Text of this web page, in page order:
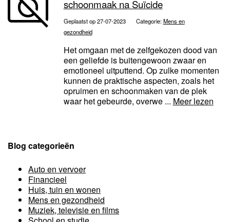
schoonmaak na Suïcide
Geplaatst op 27-07-2023 Categorie:Mens en
gezondheid
Het omgaan met de zelfgekozen dood van
een geliefde is buitengewoon zwaar en
emotioneel uitputtend. Op zulke momenten
kunnen de praktische aspecten, zoals het
opruimen en schoonmaken van de plek
waar het gebeurde, overwe ... Meer lezen
Blog categorieën
Auto en vervoer
Financieel
Huis, tuin en wonen
Mens en gezondheid
Muziek, televisie en films